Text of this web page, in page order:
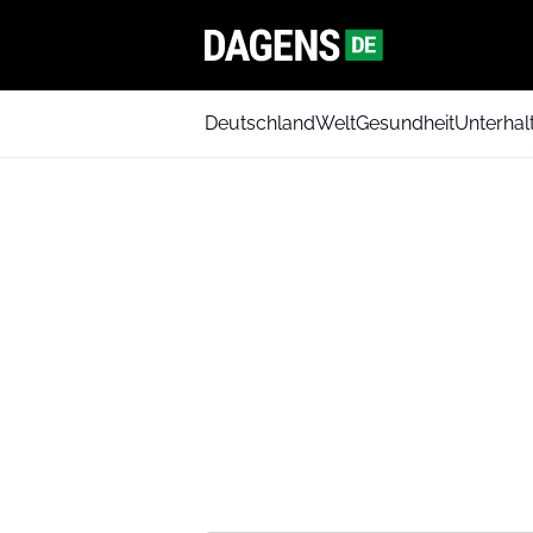
DeutschlandWeltGesundheit